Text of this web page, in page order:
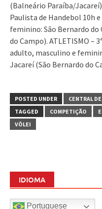
(Balneário Paraíba/
Paulista de Handebol 10h e
feminino: São Bernardo do
do Campo). ATLETISMO –
adulto, masculino e
Jacareí (São Bernardo do
POSTED UNDER
CENTRAL
TAGGED
COMPETIÇÃO
VÔLEI
IDIOMA
Portuguese